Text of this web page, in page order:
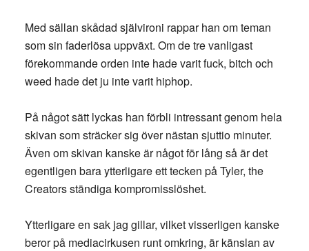
Med sällan skådad självironi rappar han om teman
som sin faderlösa uppväxt. Om de tre vanligast
förekommande orden inte hade varit fuck, bitch och
weed hade det ju inte varit hiphop.
På något sätt lyckas han förbli intressant genom hela
skivan som sträcker sig över nästan sjuttio minuter.
Även om skivan kanske är något för lång så är det
egentligen bara ytterligare ett tecken på Tyler, the
Creators ständiga kompromisslöshet.
Ytterligare en sak jag gillar, vilket visserligen kanske
beror på mediacirkusen runt omkring, är känslan av